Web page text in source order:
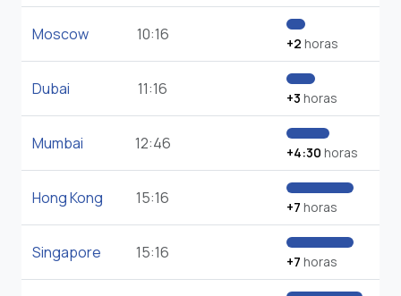
Moscow 10:16 +2 horas
Dubai 11:16 +3 horas
Mumbai 12:46 +4:30 horas
Hong Kong 15:16 +7 horas
Singapore 15:16 +7 horas